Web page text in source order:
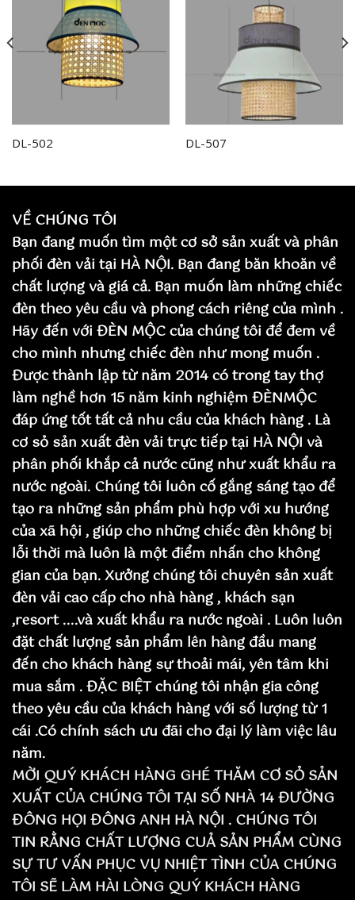
wishlist
DL-502 DL-507
VỀ CHÚNG TÔI
Bạn đang muốn tìm một cơ sở sản xuất và phân
phối đèn vải tại HÀ NỘI. Bạn đang băn khoăn về
chất lượng và giá cả. Bạn muốn làm những chiếc
đèn theo yêu cầu và phong cách riêng của mình .
Hãy đến với ĐÈN MỘC của chúng tôi để đem về
cho mình nhưng chiếc đèn như mong muốn .
Được thành lập từ năm 2014 có trong tay thợ
làm nghề hơn 15 năm kinh nghiệm ĐÈNMỘC
đáp ứng tốt tất cả nhu cầu của khách hàng . Là
cơ sỏ sản xuất đèn vải trực tiếp tại HÀ NỘI và
phân phối khắp cả nước cũng như xuất khẩu ra
nước ngoài. Chúng tôi luôn cố gắng sáng tạo để
tạo ra những sản phẩm phù hợp với xu hướng
của xã hội , giúp cho những chiếc đèn không bị
lỗi thời mà luôn là một điểm nhấn cho không
gian của bạn. Xưởng chúng tôi chuyên sản xuất
đèn vải cao cấp cho nhà hàng , khách sạn
,resort ....và xuất khẩu ra nước ngoài . Luôn luôn
đặt chất lượng sản phẩm lên hàng đầu mang
đến cho khách hàng sự thoải mái, yên tâm khi
mua sắm . ĐẶC BIỆT chúng tôi nhận gia công
theo yêu cầu của khách hàng với số lượng từ 1
cái .Có chính sách ưu đãi cho đại lý làm việc lâu
năm.
MỜI QUÝ KHÁCH HÀNG GHÉ THĂM CƠ SỎ SẢN
XUẤT CỦA CHÚNG TÔI TẠI SỐ NHÀ 14 ĐƯỜNG
ĐÔNG HỌI ĐÔNG ANH HÀ NỘI . CHÚNG TÔI
TIN RẰNG CHẤT LƯỢNG CUẢ SẢN PHẨM CÙNG
SỰ TƯ VẤN PHỤC VỤ NHIỆT TÌNH CỦA CHÚNG
TÔI SẼ LÀM HÀI LÒNG QUÝ KHÁCH HÀNG